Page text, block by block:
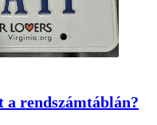
a rendszámtáblán?